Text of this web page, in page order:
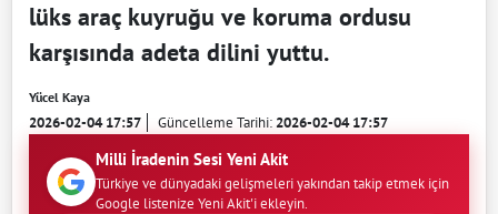
lüks araç kuyruğu ve koruma ordusu
karşısında adeta dilini yuttu.
Yücel Kaya
2026-02-04 17:57 Güncelleme Tarihi:2026-02-04 17:57
Milli İradenin Sesi Yeni Akit
Türkiye ve dünyadaki gelişmeleri yakından takip etmek için
Google listenize Yeni Akit'i ekleyin.